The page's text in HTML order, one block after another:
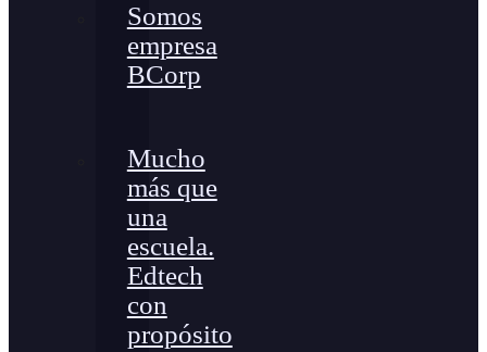
Somos
empresa
BCorp
Mucho
más que
una
escuela.
Edtech
con
propósito